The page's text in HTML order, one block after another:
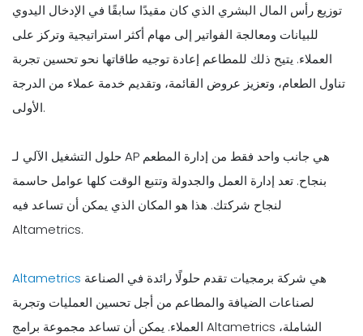
توزيع رأس المال البشري الذي كان مقيدًا سابقًا في الإدخال اليدوي
للبيانات ومعالجة الفواتير إلى مهام أكثر استراتيجية وتركز على
العملاء. يتيح ذلك للمطاعم إعادة توجيه طاقاتها نحو تحسين تجربة
تناول الطعام، وتعزيز عروض القائمة، وتقديم خدمة عملاء من الدرجة
الأولى.
حلول التشغيل الآلي لـ AP هي جانب واحد فقط من إدارة المطعم
بنجاح. تعد إدارة العمل والجدولة وتتبع الوقت كلها عوامل حاسمة
لنجاح شركتك. هذا هو المكان الذي يمكن أن تساعد فيه
Altametrics.
Altametrics
لصناعات الضيافة والمطاعم من أجل تحسين العمليات وتجربة
العملاء. يمكن أن تساعد مجموعة برامج Altametrics الشاملة،